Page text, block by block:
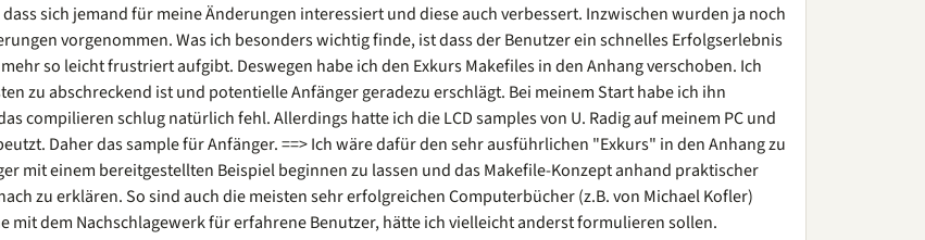
sich jemand für meine Änderungen interessiert und diese auch verbessert. Inzwischen wurden ja noch
vorgenommen. Was ich besonders wichtig finde, ist dass der Benutzer ein schnelles Erfolgserlebnis
so leicht frustriert aufgibt. Deswegen habe ich den Exkurs Makefiles in den Anhang verschoben. Ich
zu abschreckend ist und potentielle Anfänger geradezu erschlägt. Bei meinem Start habe ich ihn
compilieren schlug natürlich fehl. Allerdings hatte ich die LCD samples von U. Radig auf meinem PC und
Daher das sample für Anfänger. ==> Ich wäre dafür den sehr ausführlichen "Exkurs" in den Anhang zu
mit einem bereitgestellten Beispiel beginnen zu lassen und das Makefile-Konzept anhand praktischer
zu erklären. So sind auch die meisten sehr erfolgreichen Computerbücher (z.B. von Michael Kofler)
mit dem Nachschlagewerk für erfahrene Benutzer, hätte ich vielleicht anderst formulieren sollen.